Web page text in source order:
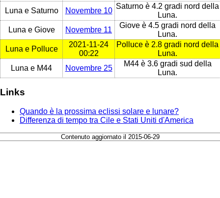
Luna e Saturno
Novembre 10
Saturno è 4.2 gradi nord della
Luna.
Luna e Giove
Novembre 11
Giove è 4.5 gradi nord della
Luna.
Luna e Polluce
2021-11-24
00:22
Polluce è 2.8 gradi nord della
Luna.
Luna e M44
Novembre 25
M44 è 3.6 gradi sud della
Luna.
Links
Quando è la prossima eclissi solare e lunare?
Differenza di tempo tra Cile e Stati Uniti d'America
Contenuto aggiornato il 2015-06-29